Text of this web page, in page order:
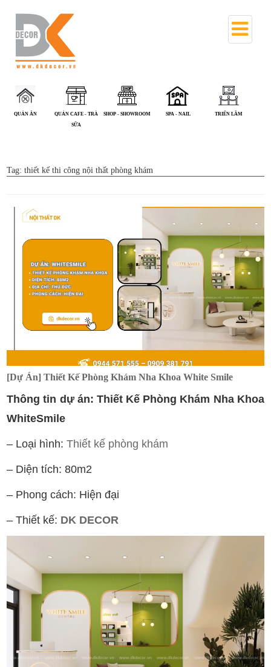
QUÁN CAFE - TRÀ
SHOP - SHOWROOM SPA - NAIL TRIỂN LÃM VĂN PHÒNG
Tag:thiết kế thi công nội thất phòng khám
[Dự Án] Thiết Kế Phòng Khám Nha Khoa White Smile
Thông tin dự án: Thiết Kế Phòng Khám Nha Khoa
WhiteSmile
– Loại hình:Thiết kế phòng khám
– Diện tích: 80m2
– Phong cách: Hiện đại
– Thiết kế: DK DECOR